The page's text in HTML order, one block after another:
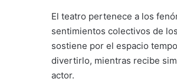
El teatro pertenece a los
sentimientos colectivos de
sostiene por el espacio
divertirlo, mientras recibe
actor.